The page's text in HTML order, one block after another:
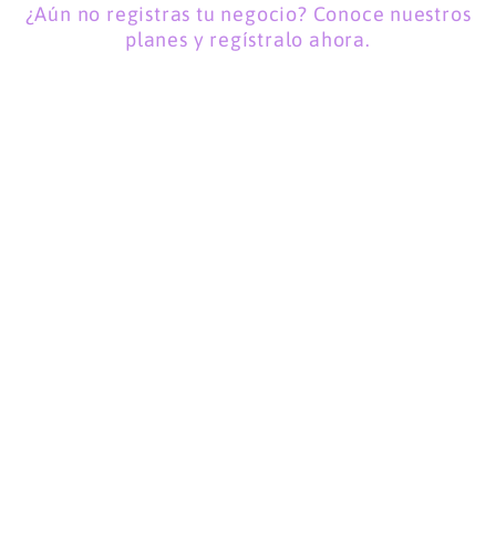
¿Aún no registras tu negocio? Conoce nuestros
planes y regístralo ahora.